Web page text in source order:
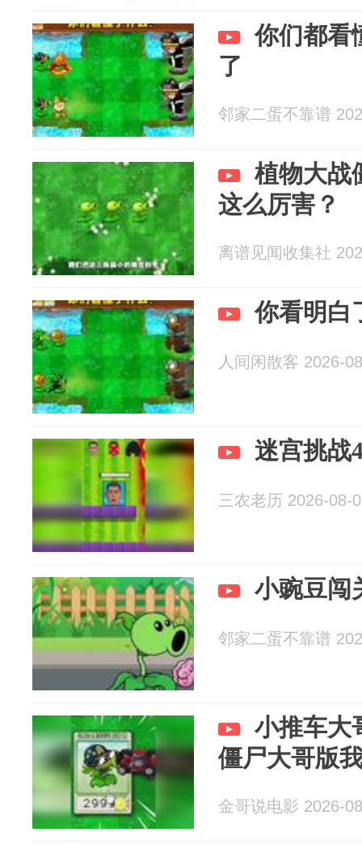
你们都看
了
邻家二蛋不靠谱
植物大战
这么厉害？
离谱见闻收集社
你看明白
人间闲散客 2026-
迷宫挑战
三农老历 2026-08-
小豌豆闯
邻家二蛋不靠谱
小推车大
僵尸大哥版
金哥说电影 2026-